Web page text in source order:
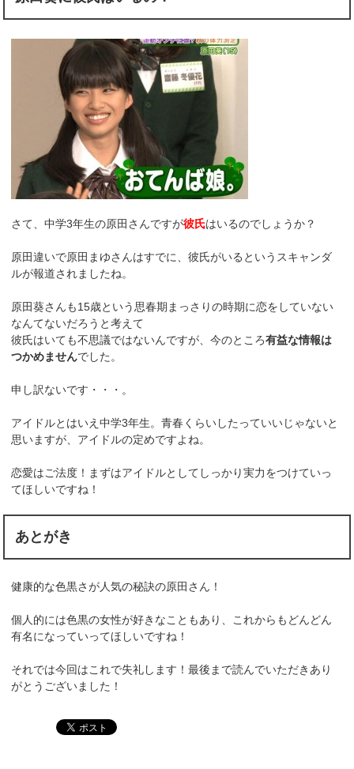
さて、中学3年生の原田さんですが彼氏はいるのでしょうか？
原田違いで原田まゆさんはすでに、彼氏がいるというスキャンダ
ルが報道されましたね。
原田葵さんも15歳という思春期まっさりの時期に恋をしていない
なんてないだろうと考えて
彼氏はいても不思議ではないんですが、今のところ有益な情報は
つかめませんでした。
申し訳ないです・・・。
アイドルとはいえ中学3年生。青春くらいしたっていいじゃないと
思いますが、アイドルの定めですよね。
恋愛はご法度！まずはアイドルとしてしっかり実力をつけていっ
てほしいですね！
あとがき
健康的な色黒さが人気の秘訣の原田さん！
個人的には色黒の女性が好きなこともあり、これからもどんどん
有名になっていってほしいですね！
それでは今回はこれで失礼します！最後まで読んでいただきあり
がとうございました！